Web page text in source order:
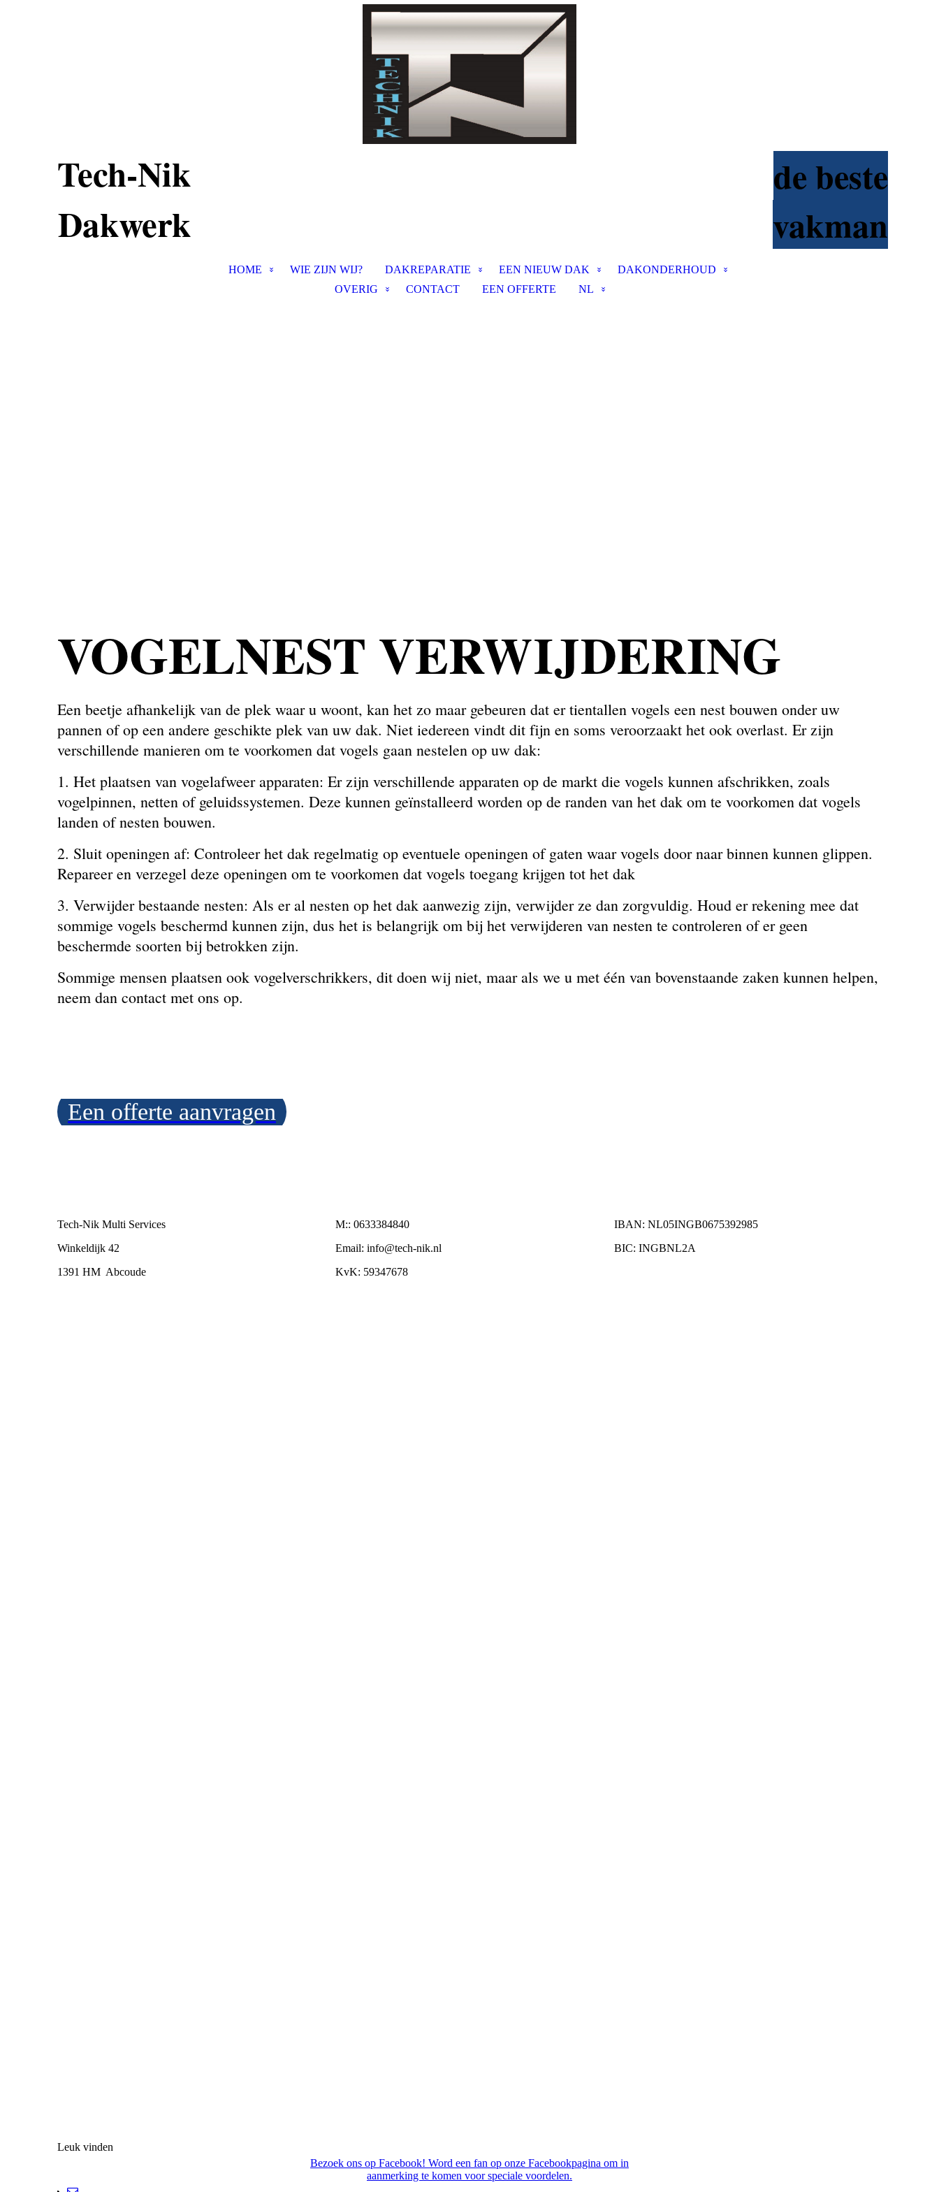
Tech-Nik
Dakwerk
de beste
vakman
HOME WIE ZIJN WIJ? DAKREPARATIE EEN NIEUW DAK
DAKONDERHOUD
OVERIG
CONTACT EEN OFFERTE NL
VOGELNEST VERWIJDERING
Een beetje afhankelijk van de plek waar u woont, kan het zo maar gebeuren dat er tientallen vogels een nest bouwen onder uw
pannen of op een andere geschikte plek van uw dak. Niet iedereen vindt dit fijn en soms veroorzaakt het ook overlast. Er zijn
verschillende manieren om te voorkomen dat vogels gaan nestelen op uw dak:
1. Het plaatsen van vogelafweer apparaten: Er zijn verschillende apparaten op de markt die vogels kunnen afschrikken, zoals
vogelpinnen, netten of geluidssystemen. Deze kunnen geïnstalleerd worden op de randen van het dak om te voorkomen dat vogels
landen of nesten bouwen.
2. Sluit openingen af: Controleer het dak regelmatig op eventuele openingen of gaten waar vogels door naar binnen kunnen glippen.
Repareer en verzegel deze openingen om te voorkomen dat vogels toegang krijgen tot het dak
3. Verwijder bestaande nesten: Als er al nesten op het dak aanwezig zijn, verwijder ze dan zorgvuldig. Houd er rekening mee dat
sommige vogels beschermd kunnen zijn, dus het is belangrijk om bij het verwijderen van nesten te controleren of er geen
beschermde soorten bij betrokken zijn.
Sommige mensen plaatsen ook vogelverschrikkers, dit doen wij niet, maar als we u met één van bovenstaande zaken kunnen helpen,
neem dan contact met ons op.
Een offerte aanvragen
Tech-Nik Multi Services
Winkeldijk 42
1391 HM Abcoude
M:: 0633384840
Email: info@tech-nik.nl
KvK: 59347678
IBAN: NL05INGB0675392985
BIC: INGBNL2A
Leuk vinden
Bezoek ons op Facebook! Word een fan op onze Facebookpagina om in
aanmerking te komen voor speciale voordelen.